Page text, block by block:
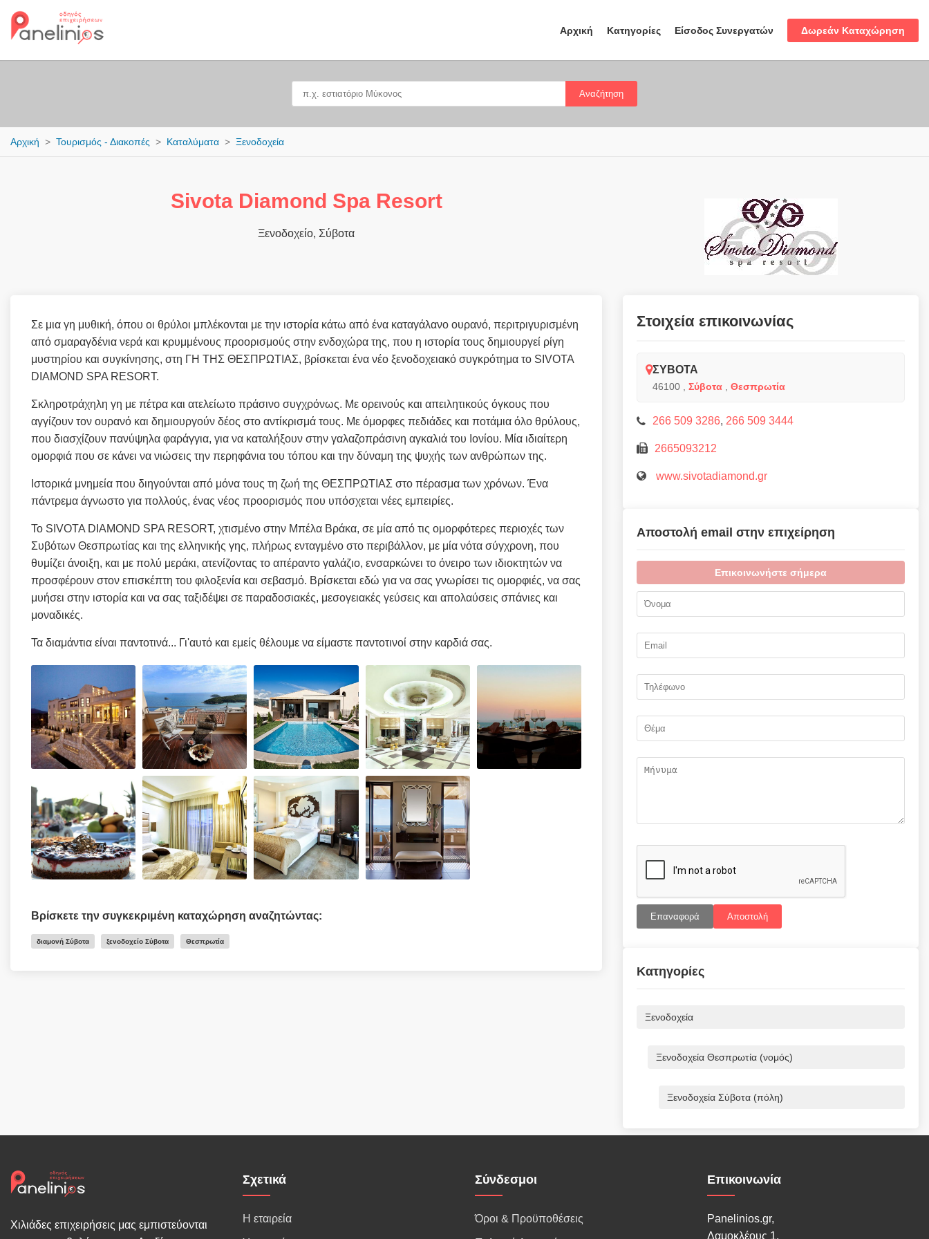
Αρχική Κατηγορίες Είσοδος Συνεργατών Δωρεάν Καταχώρηση
Αναζήτηση
Αρχική Τουρισμός - Διακοπές Καταλύματα Ξενοδοχεία
Sivota Diamond Spa Resort
Ξενοδοχείο, Σύβοτα
Σε μια γη μυθική, όπου οι θρύλοι μπλέκονται με την ιστορία κάτω από ένα καταγάλανο ουρανό, περιτριγυρισμένη
από σμαραγδένια νερά και κρυμμένους προορισμούς στην ενδοχώρα της, που η ιστορία τους δημιουργεί ρίγη
μυστηρίου και συγκίνησης, στη ΓΗ ΤΗΣ ΘΕΣΠΡΩΤΙΑΣ, βρίσκεται ένα νέο ξενοδοχειακό συγκρότημα το SIVOTA
DIAMOND SPA RESORT.
Σκληροτράχηλη γη με πέτρα και ατελείωτο πράσινο συγχρόνως. Με ορεινούς και απειλητικούς όγκους που
αγγίζουν τον ουρανό και δημιουργούν δέος στο αντίκρισμά τους. Με όμορφες πεδιάδες και ποτάμια όλο θρύλους,
που διασχίζουν πανύψηλα φαράγγια, για να καταλήξουν στην γαλαζοπράσινη αγκαλιά του Ιονίου. Μία ιδιαίτερη
ομορφιά που σε κάνει να νιώσεις την περηφάνια του τόπου και την δύναμη της ψυχής των ανθρώπων της.
Ιστορικά μνημεία που διηγούνται από μόνα τους τη ζωή της ΘΕΣΠΡΩΤΙΑΣ στο πέρασμα των χρόνων. Ένα
πάντρεμα άγνωστο για πολλούς, ένας νέος προορισμός που υπόσχεται νέες εμπειρίες.
Το SIVOTA DIAMOND SPA RESORT, χτισμένο στην Μπέλα Βράκα, σε μία από τις ομορφότερες περιοχές των
Συβότων Θεσπρωτίας και της ελληνικής γης, πλήρως ενταγμένο στο περιβάλλον, με μία νότα σύγχρονη, που
θυμίζει άνοιξη, και με πολύ μεράκι, ατενίζοντας το απέραντο γαλάζιο, ενσαρκώνει το όνειρο των ιδιοκτητών να
προσφέρουν στον επισκέπτη του φιλοξενία και σεβασμό. Βρίσκεται εδώ για να σας γνωρίσει τις ομορφιές, να σας
μυήσει στην ιστορία και να σας ταξιδέψει σε παραδοσιακές, μεσογειακές γεύσεις και απολαύσεις σπάνιες και
μοναδικές.
Τα διαμάντια είναι παντοτινά... Γι'αυτό και εμείς θέλουμε να είμαστε παντοτινοί στην καρδιά σας.
Βρίσκετε την συγκεκριμένη καταχώρηση αναζητώντας:
διαμονή Σύβοτα ξενοδοχείο Σύβοτα Θεσπρωτία
Στοιχεία επικοινωνίας
ΣΥΒΟΤΑ
46100 Σύβοτα Θεσπρωτία
266 509 3286, 266 509 3444
2665093212
www.sivotadiamond.gr
Αποστολή email στην επιχείρηση
Επικοινωνήστε σήμερα
Επαναφορά Αποστολή
Κατηγορίες
Ξενοδοχεία
Ξενοδοχεία Θεσπρωτία (νομός)
Ξενοδοχεία Σύβοτα (πόλη)
Χιλιάδες επιχειρήσεις μας εμπιστεύονται
Σχετικά
Η εταιρεία
Σύνδεσμοι
Όροι & Προϋποθέσεις
Επικοινωνία
Panelinios.gr,
Δαμοκλέους 1,